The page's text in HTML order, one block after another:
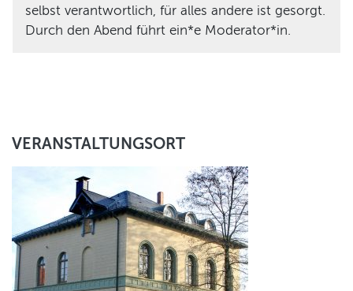
selbst verantwortlich, für alles andere ist gesorgt.
Durch den Abend führt ein*e Moderator*in.
VERANSTALTUNGSORT